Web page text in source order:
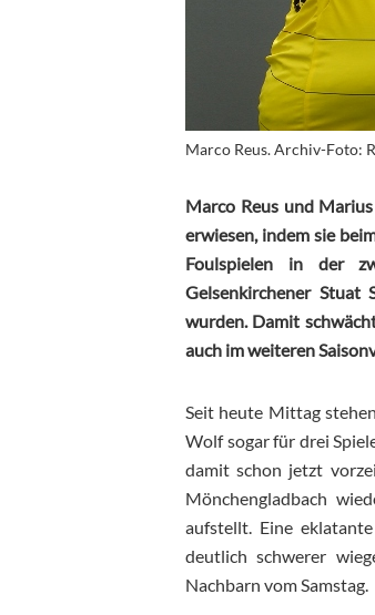
Marco Reus. Archiv-Foto:
Marco Reus und
erwiesen, indem sie
Foulspielen in der
Gelsenkirchener Stuat
wurden. Damit
auch im weiteren
Seit heute Mittag
Wolf sogar für drei
damit schon jetzt
Mönchengladbach
aufstellt. Eine
deutlich schwerer
Nachbarn vom Samstag.